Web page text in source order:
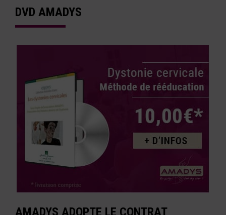
DVD AMADYS
AMADYS ADOPTE LE CONTRAT